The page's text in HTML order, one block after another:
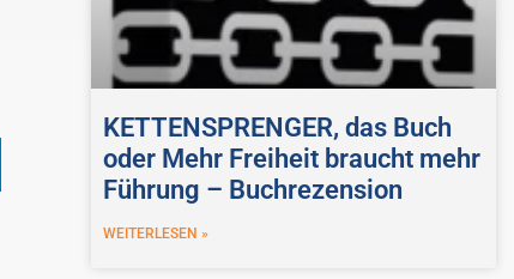
KETTENSPRENGER, das Buch
oder Mehr Freiheit braucht mehr
Führung – Buchrezension
WEITERLESEN »